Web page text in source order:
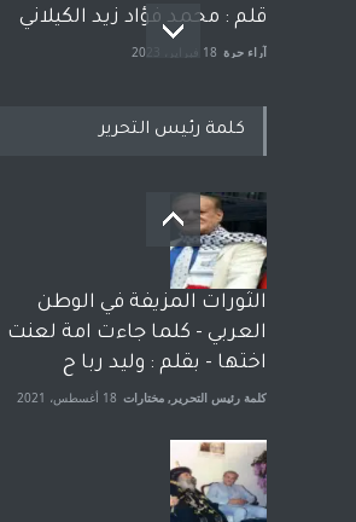
قلم : محمد فؤاد زيد الكيلاني
آراء حرة 18 فبراير، 2023
بعد معارك قضائية طاحنة كتب
وترافع فيها بنفسه مرة اخرى..
الشيخ طارق يوسف يقهر
الحكومة الأمريكية ، فأعطوه
الجنسية عن يد وهم صاغرون،
آراء حرة مختارات 7 أبريل، 2023
كلمة رئيس التحرير
الثورات المزيفة في الوطن
العربي - كلما جاءت امة لعنت
اختها - بقلم : وليد ربا ح
كلمة رئيس التحرير , مختارات 18 أغسطس، 2021